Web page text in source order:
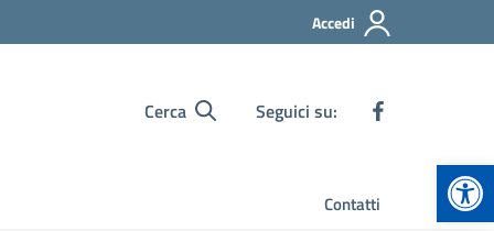
Accedi
Cerca Seguici su:
Contatti